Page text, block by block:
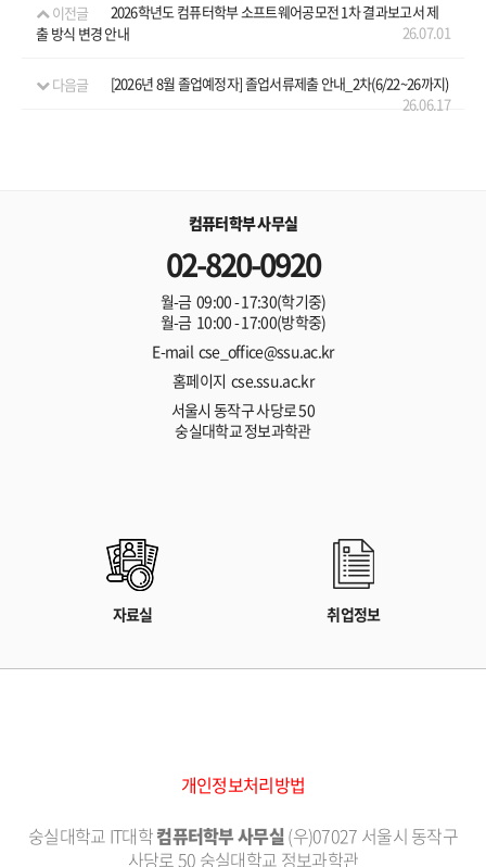
이전글
2026학년도 컴퓨터학부 소프트웨어공모전 1차 결과보고서 제
출 방식 변경 안내
26.07.01
다음글
[2026년 8월 졸업예정자] 졸업서류제출 안내_2차(6/22~26까지)
26.06.17
컴퓨터학부 사무실
02-820-0920
월-금 09:00 - 17:30(학기중)
월-금 10:00 - 17:00(방학중)
E-mail cse_office@ssu.ac.kr
홈페이지 cse.ssu.ac.kr
서울시 동작구 사당로 50
숭실대학교 정보과학관
자료실 취업정보
개인정보처리방법
숭실대학교 IT대학컴퓨터학부 사무실 (우)07027 서울시 동작구
사당로 50 숭실대학교 정보과학관